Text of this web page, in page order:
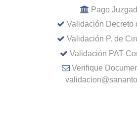
Pago
Validación Decreto
Validación P. de
Validación PAT
Verifique